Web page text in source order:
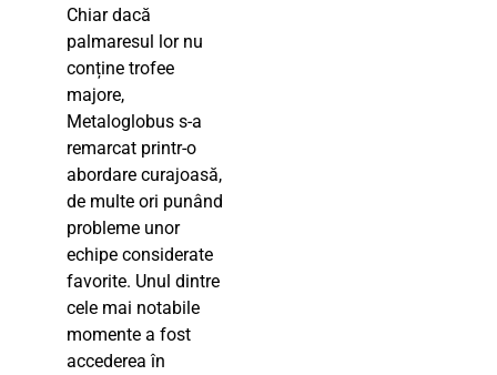
Chiar dacă
palmaresul lor nu
conține trofee
majore,
Metaloglobus s-a
remarcat printr-o
abordare curajoasă,
de multe ori punând
probleme unor
echipe considerate
favorite. Unul dintre
cele mai notabile
momente a fost
accederea în